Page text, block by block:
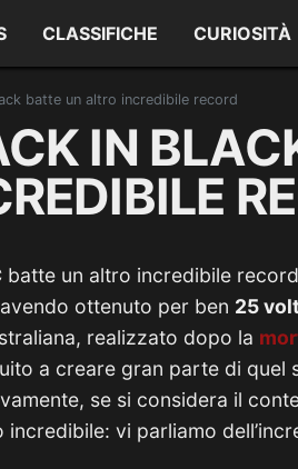
CLASSIFICHE CURIOSITÀ
batte un altro incredibile record
IN
batte un altro incredibile
ottenuto per ben 25
realizzato dopo la
a creare gran parte di quel
se si considera il
vi parliamo